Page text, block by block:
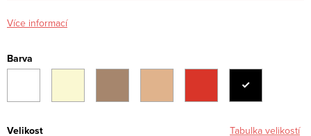
Více informací
Barva
Velikost Tabulka velikostí